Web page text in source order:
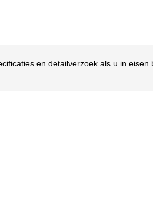
en detailverzoek als u in eisen